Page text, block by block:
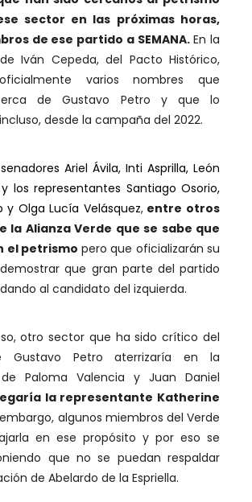
sector en las próximas horas,
de ese partido a SEMANA.En la
Iván Cepeda, del Pacto Histórico,
varios nombres que
de Gustavo Petro y que lo
desde la campaña del 2022.
Ariel Ávila, Inti Asprilla, León
los representantes Santiago Osorio,
y Olga Lucía Velásquez,entre otros
la Alianza Verde que se sabe que
el petrismo pero que oficializarán su
que gran parte del partido
al candidato del izquierda.
otro sector que ha sido crítico del
Gustavo Petro aterrizaría en la
Paloma Valencia y Juan Daniel
la representante Katherine
algunos miembros del Verde
en ese propósito y por eso se
que no se puedan respaldar
de Abelardo de la Espriella.